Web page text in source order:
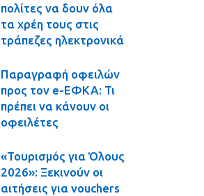
πολίτες να δουν όλα
τα χρέη τους στις
τράπεζες ηλεκτρονικά
Παραγραφή οφειλών
προς τον e-ΕΦΚΑ: Τι
πρέπει να κάνουν οι
οφειλέτες
«Τουρισμός για Όλους
2026»: Ξεκινούν οι
αιτήσεις για vouchers